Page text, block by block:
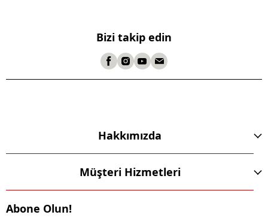
Bizi takip edin
Hakkımızda
Müşteri Hizmetleri
Abone Olun!